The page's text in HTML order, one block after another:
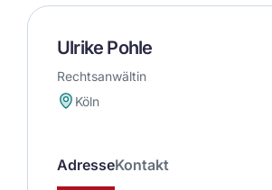
Ulrike Pohle
Rechtsanwältin
Köln
AdresseKontakt